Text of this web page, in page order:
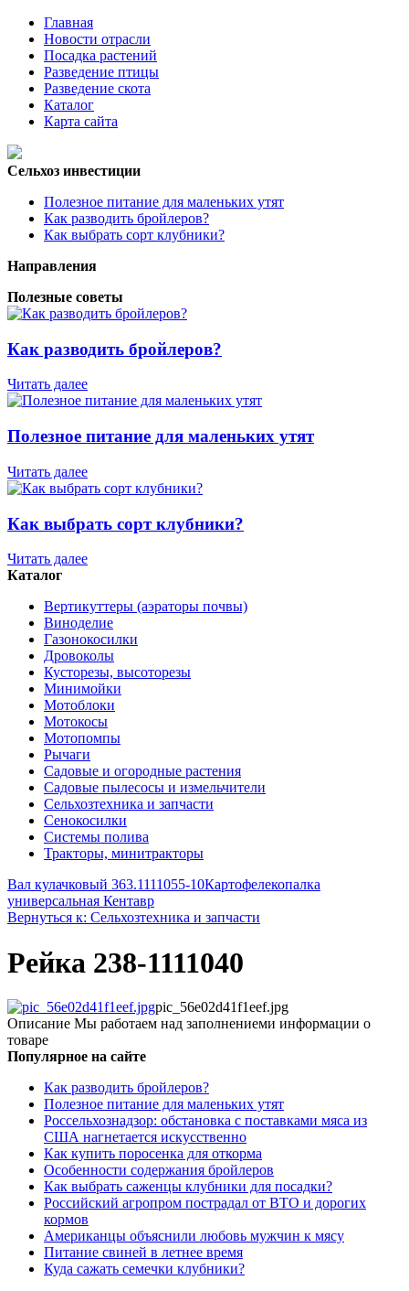
Главная
Новости отрасли
Посадка растений
Разведение птицы
Разведение скота
Каталог
Карта сайта
Сельхоз инвестиции
Полезное питание для маленьких утят
Как разводить бройлеров?
Как выбрать сорт клубники?
Направления
Полезные советы
Как разводить бройлеров?
Читать далее
Полезное питание для маленьких утят
Читать далее
Как выбрать сорт клубники?
Читать далее
Каталог
Вертикуттеры (аэраторы почвы)
Виноделие
Газонокосилки
Дровоколы
Кусторезы, высоторезы
Минимойки
Мотоблоки
Мотокосы
Мотопомпы
Рычаги
Садовые и огородные растения
Садовые пылесосы и измельчители
Сельхозтехника и запчасти
Сенокосилки
Системы полива
Тракторы, минитракторы
Вал кулачковый 363.1111055-10Картофелекопалка
универсальная Кентавр
Вернуться к: Сельхозтехника и запчасти
Рейка 238-1111040
pic_56e02d41f1eef.jpg
Описание Мы работаем над заполнениеми информации о
товаре
Популярное на сайте
Как разводить бройлеров?
Полезное питание для маленьких утят
Россельхознадзор: обстановка с поставками мяса из
США нагнетается искусственно
Как купить поросенка для откорма
Особенности содержания бройлеров
Как выбрать саженцы клубники для посадки?
Российский агропром пострадал от ВТО и дорогих
кормов
Американцы объяснили любовь мужчин к мясу
Питание свиней в летнее время
Куда сажать семечки клубники?